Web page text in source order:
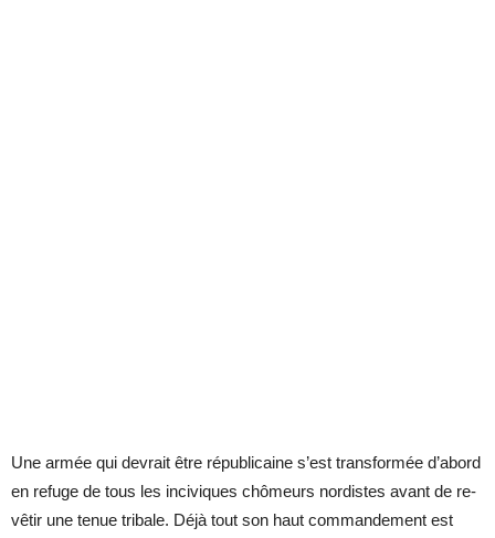
Une ar­mée qui de­vrait être ré­pu­bli­caine s’est trans­for­mée d’abord
en re­fuge de tous les in­ci­viques chô­meurs nor­distes avant de re­
vê­tir une te­nue tri­bale. Déjà tout son haut com­man­de­ment est